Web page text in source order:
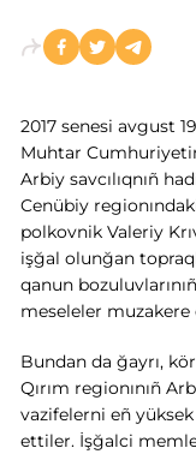
2017 senesi avgust
Muhtar
Arbiy savcılıqnıñ
Cenübiy
polkovnik Valeriy
işğal olunğan
qanun
meseleler muzakere
Bundan da ğayrı,
Qırım regionınıñ
vazifelerni eñ
ettiler. İşğalci